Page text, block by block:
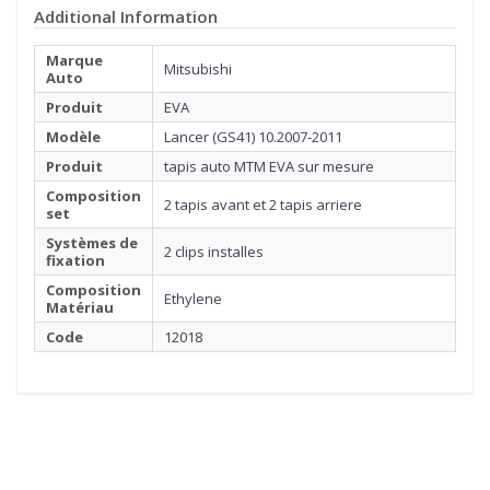
Additional Information
Marque
Auto
Mitsubishi
Produit
EVA
Modèle
Lancer (GS41) 10.2007-2011
Produit
tapis auto MTM EVA sur mesure
Composition
set
2 tapis avant et 2 tapis arriere
Systèmes de
fixation
2 clips installes
Composition
Matériau
Ethylene
Code
12018